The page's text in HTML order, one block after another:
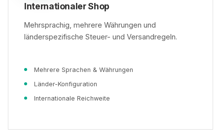
Internationaler Shop
Mehrsprachig, mehrere Währungen und
länderspezifische Steuer- und Versandregeln.
Mehrere Sprachen & Währungen
Länder-Konfiguration
Internationale Reichweite